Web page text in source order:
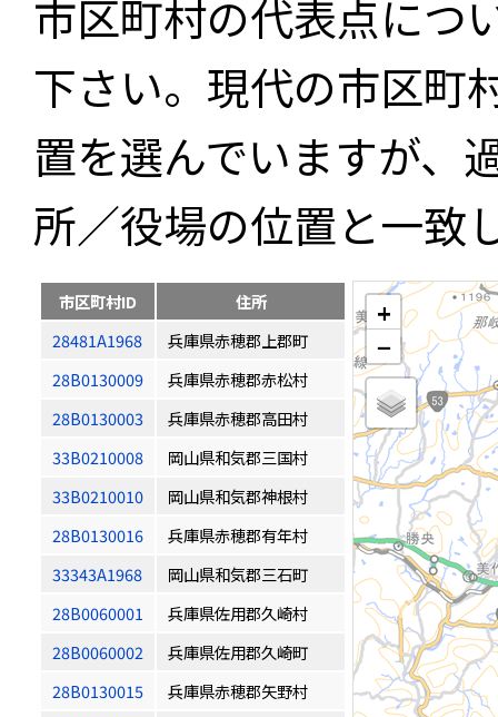
市区町村の代表点につ
下さい。現代の市区町
置を選んでいますが、
所／役場の位置と一致
市区町村ID
住所
28481A1968
兵庫県赤穂郡上郡町
28B0130009
兵庫県赤穂郡赤松村
28B0130003
兵庫県赤穂郡高田村
33B0210008
岡山県和気郡三国村
33B0210010
岡山県和気郡神根村
28B0130016
兵庫県赤穂郡有年村
33343A1968
岡山県和気郡三石町
28B0060001
兵庫県佐用郡久崎村
28B0060002
兵庫県佐用郡久崎町
28B0130015
兵庫県赤穂郡矢野村
+
−